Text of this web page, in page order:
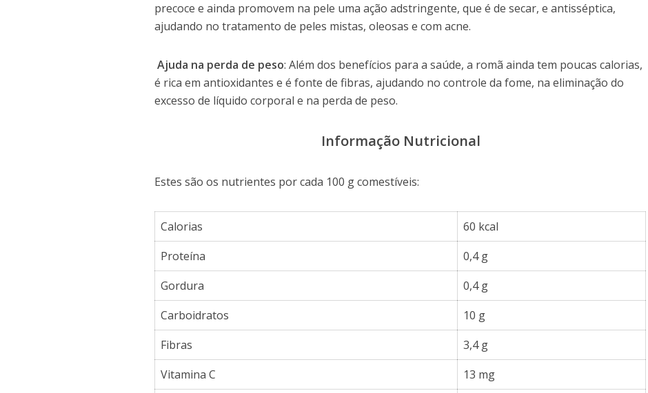
precoce e ainda promovem na pele uma ação adstringente, que é de secar, e antisséptica,
ajudando no tratamento de peles mistas, oleosas e com acne.
Ajuda na perda de peso: Além dos benefícios para a saúde, a romã ainda tem poucas calorias,
é rica em antioxidantes e é fonte de fibras, ajudando no controle da fome, na eliminação do
excesso de líquido corporal e na perda de peso.
Informação Nutricional
Estes são os nutrientes por cada 100 g comestíveis:
Calorias
60 kcal
Proteína
0,4 g
Gordura
0,4 g
Carboidratos
10 g
Fibras
3,4 g
Vitamina C
13 mg